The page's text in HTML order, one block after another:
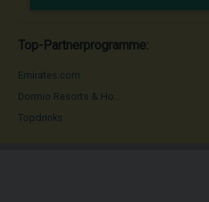
Top-Partnerprogramme:
Emirates.com
Dormio Resorts & Ho...
Topdrinks